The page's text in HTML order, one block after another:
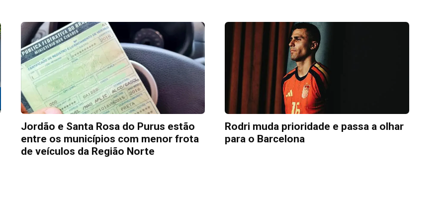
Jordão e Santa Rosa do Purus estão
entre os municípios com menor frota
de veículos da Região Norte
Rodri muda prioridade e passa a olhar
para o Barcelona